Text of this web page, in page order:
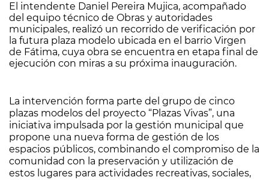
El intendente Daniel Pereira Mujica, acompañado
del equipo técnico de Obras y autoridades
municipales, realizó un recorrido de verificación por
la futura plaza modelo ubicada en el barrio Virgen
de Fátima, cuya obra se encuentra en etapa final de
ejecución con miras a su próxima inauguración.
La intervención forma parte del grupo de cinco
plazas modelos del proyecto “Plazas Vivas”, una
iniciativa impulsada por la gestión municipal que
propone una nueva forma de gestión de los
espacios públicos, combinando el compromiso de la
comunidad con la preservación y utilización de
estos lugares para actividades recreativas, sociales,